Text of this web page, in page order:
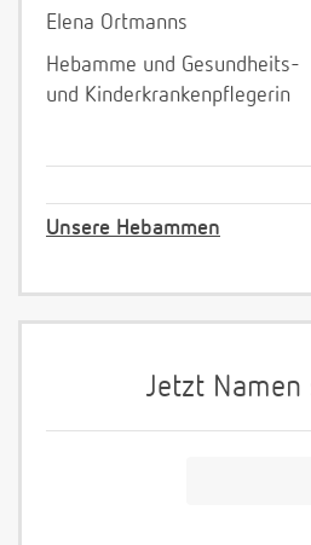
Elena Ortmanns
Hebamme und Gesundheits-
und Kinderkrankenpflegerin
Unsere Hebammen
Jetzt Namen